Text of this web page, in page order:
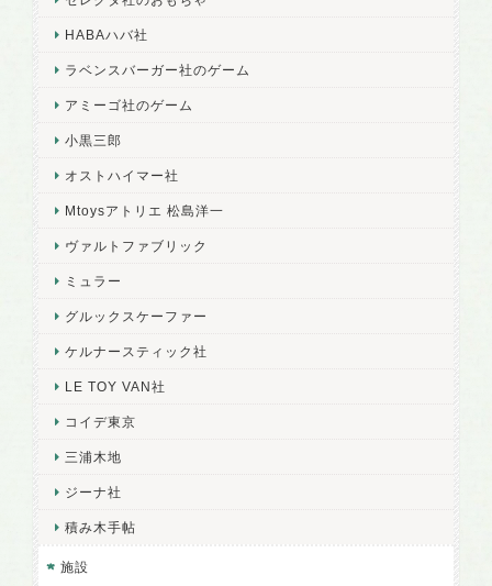
HABAハバ社
ラベンスバーガー社のゲーム
アミーゴ社のゲーム
小黒三郎
オストハイマー社
Mtoysアトリエ 松島洋一
ヴァルトファブリック
ミュラー
グルックスケーファー
ケルナースティック社
LE TOY VAN社
コイデ東京
三浦木地
ジーナ社
積み木手帖
施設